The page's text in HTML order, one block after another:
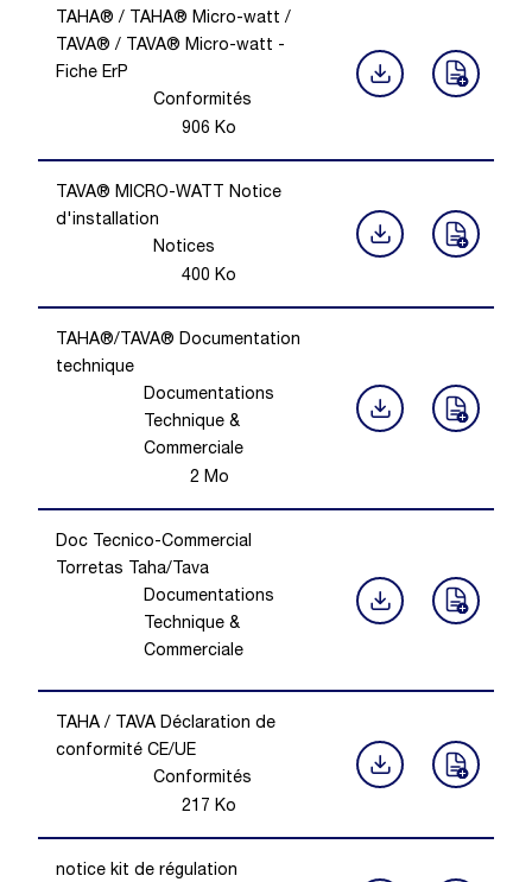
TAHA® / TAHA® Micro-watt /
TAVA® / TAVA® Micro-watt -
Fiche ErP
Conformités
906 Ko
TAVA® MICRO-WATT Notice
d'installation
Notices
400 Ko
TAHA®/TAVA® Documentation
technique
Documentations
Technique &
Commerciale
2 Mo
Doc Tecnico-Commercial
Torretas Taha/Tava
Documentations
Technique &
Commerciale
TAHA / TAVA Déclaration de
conformité CE/UE
Conformités
217 Ko
notice kit de régulation